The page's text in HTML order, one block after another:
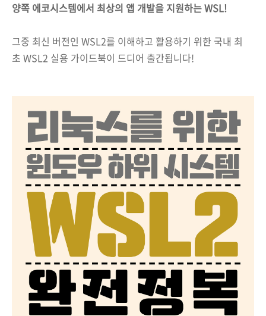
양쪽 에코시스템에서 최상의 앱 개발을 지원하는 WSL!
그중 최신 버전인 WSL2를 이해하고 활용하기 위한 국내 최
초 WSL2 실용 가이드북이 드디어 출간됩니다!